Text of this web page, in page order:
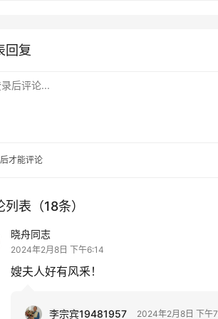
回复
后评论...
后才能评论
列表（18条）
晓舟同志
2024年2月8日 下午6:14
嫂夫人好有风釆！
李宗宾19481957 2024年2月8日 下午